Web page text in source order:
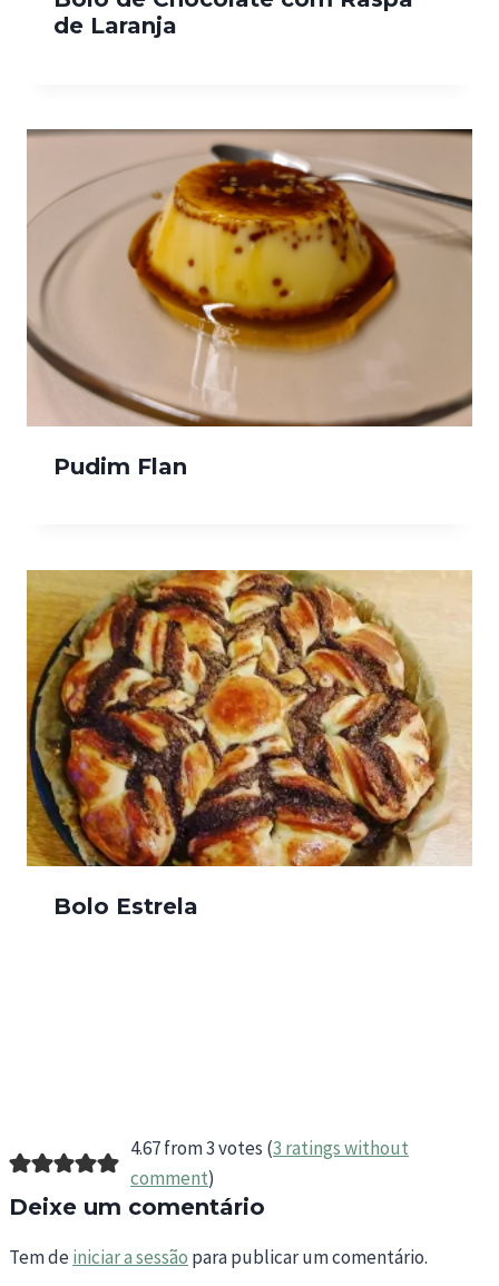
de Laranja
Pudim Flan
Bolo Estrela
4.67 from 3 votes (3 ratings without
comment)
Deixe um comentário
Tem deiniciar a sessão para publicar um comentário.